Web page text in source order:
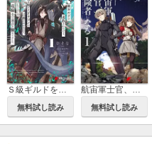
無料試し読み 無料試し読み